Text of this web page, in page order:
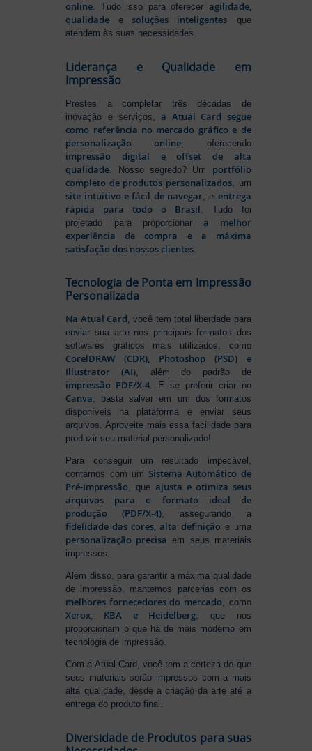
online. Tudo isso para oferecer agilidade,
qualidade e soluções inteligentes que
atendem às suas necessidades.
Liderança e Qualidade em
Impressão
Prestes a completar três décadas de
inovação e serviços,a Atual Card segue
como referência no mercado gráfico e de
personalização online, oferecendo
impressão digital e offset de alta
qualidade . Nosso segredo? Um portfólio
completo de produtos personalizados , um
site intuitivo e fácil de navegar , e entrega
rápida para todo o Brasil . Tudo foi
projetado para proporcionara melhor
experiência de compra e a máxima
satisfação dos nossos clientes
Tecnologia de Ponta em Impressão
Personalizada
Na Atual Card, você tem total liberdade para
enviar sua arte nos principais formatos dos
softwares gráficos mais utilizados, como
CorelDRAW (CDR), Photoshop (PSD) e
Illustrator (AI), além do padrão de
impressão PDF/X-4. E se preferir criar no
Canva, basta salvar em um dos formatos
disponíveis na plataforma e enviar seus
arquivos. Aproveite mais essa facilidade para
produzir seu material personalizado!
Para conseguir um resultado impecável,
contamos com um Sistema Automático de
Pré-Impressão, queajusta e otimiza seus
arquivos para o formato ideal de
produção (PDF/X-4), assegurando a
fidelidade das cores, alta definição e uma
personalização precisa em seus materiais
impressos.
Além disso, para garantir a máxima qualidade
de impressão, mantemos parcerias com os
melhores fornecedores do mercado, como
Xerox, KBA e Heidelberg, que nos
proporcionam o que há de mais moderno em
tecnologia de impressão.
Com a Atual Card, você tem a certeza de que
seus materiais serão impressos com a mais
alta qualidade, desde a criação da arte até a
entrega do produto final.
Diversidade de Produtos para suas